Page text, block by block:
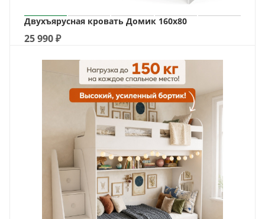
Двухъярусная кровать Домик 160х80
25 990₽